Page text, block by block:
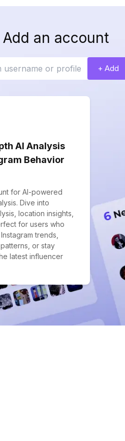
an account
+ Add
AI Analysis
Behavior
for AI-powered
Dive into
location insights,
for users who
trends,
or stay
latest influencer